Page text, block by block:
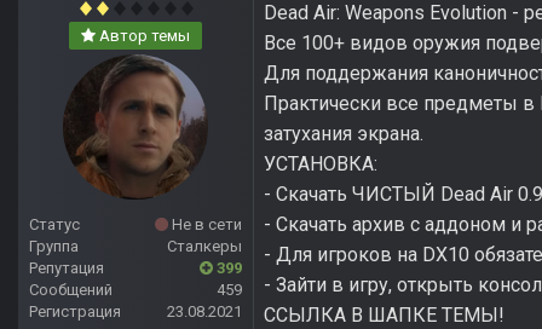
Автор темы
Статус
Не в сети
Группа
Сталкеры
Репутация
399
Сообщений
459
Регистрация
23.08.2021
Dead Air: Weapons Evolution -
Все 100+ видов оружия
Для поддержания
Практически все предметы в
затухания экрана.
УСТАНОВКА:
- Скачать ЧИСТЫЙ Dead Air
- Скачать архив с аддоном и
- Для игроков на DX10
- Зайти в игру, открыть
ССЫЛКА В ШАПКЕ ТЕМЫ!